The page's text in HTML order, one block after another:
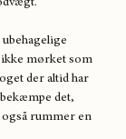
mørket som
der altid har
det,
rummer en